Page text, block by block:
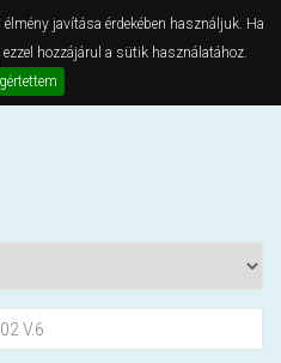
javítása érdekében használjuk. Ha
hozzájárul a sütik használatához.